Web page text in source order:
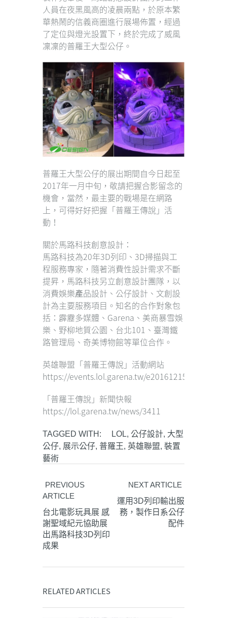
人員在夜黑風高的凌晨兩點，於原本繁
華熱鬧的信義商圈進行展場佈置，經過
了定位與燈光設置下，終於完成了威風
凜凜的普羅王大型公仔。
普羅王大型公仔的展出期間自今日起至
2017年一月中旬，敬請把握合影留念的
機會，當然，最主要的戰場是在網路
上，可得好好把握「普羅王傳說」活
動！
關於馬路科技創意設計：
馬路科技為20年3D列印、3D掃描與工
程服務專家，隨著消費性設計需求不斷
提昇，馬路科技另立創意設計團隊，以
消費娛樂產品設計、公仔設計、文創設
計為主要服務項目。知名的合作對象包
括：霹靂多媒體、Garena、美商暴雪娛
樂、野柳地質公園、台北101、臺灣鐵
路管理局、奇美博物館等單位合作。
英雄聯盟「普羅王傳說」活動網站
https://events.lol.garena.tw/
「普羅王傳說」新聞快報
https://lol.garena.tw/news/3411
TAGGED WITH: LOL, 公仔設計, 大型
公仔, 展示公仔, 普羅王, 英雄聯盟, 裝置
藝術
PREVIOUS
ARTICLE
台北電影玩具展 感
謝聖域紀元協助展
出馬路科技3D列印
成果
NEXT ARTICLE
運用3D列印輸出服
務，製作日系公仔
配件
RELATED ARTICLES